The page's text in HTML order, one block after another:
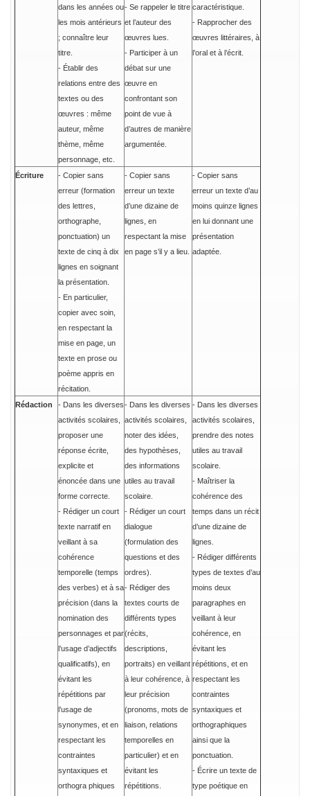
dans les années ou
les mois antérieurs
; connaître leur
titre.
- Établir des
relations entre des
textes ou des
œuvres : même
auteur, même
thème, même
personnage, etc.
- Se rappeler le titre
et l’auteur des
œuvres lues.
- Participer à un
débat sur une
œuvre en
confrontant son
point de vue à
d’autres de manière
argumentée.
caractéristique.
- Rapprocher des
œuvres littéraires, à
l’oral et à l’écrit.
Écriture
- Copier sans
erreur (formation
des lettres,
orthographe,
ponctuation) un
texte de cinq à dix
lignes en soignant
la présentation.
- En particulier,
copier avec soin,
en respectant la
mise en page, un
texte en prose ou
poème appris en
récitation.
- Copier sans
erreur un texte
d’une dizaine de
lignes, en
respectant la mise
en page s’il y a lieu.
- Copier sans
erreur un texte d’au
moins quinze lignes
en lui donnant une
présentation
adaptée.
Rédaction
- Dans les diverses
activités scolaires,
proposer une
réponse écrite,
explicite et
énoncée dans une
forme correcte.
- Rédiger un court
texte narratif en
veillant à sa
cohérence
temporelle (temps
des verbes) et à sa
précision (dans la
nomination des
personnages et par
l’usage d’adjectifs
qualificatifs), en
évitant les
répétitions par
l’usage de
synonymes, et en
respectant les
contraintes
syntaxiques et
orthogra phiques
- Dans les diverses
activités scolaires,
noter des idées,
des hypothèses,
des informations
utiles au travail
scolaire.
- Rédiger un court
dialogue
(formulation des
questions et des
ordres).
- Rédiger des
textes courts de
différents types
(récits,
descriptions,
portraits) en veillant
à leur cohérence, à
leur précision
(pronoms, mots de
liaison, relations
temporelles en
particulier) et en
évitant les
répétitions.
- Dans les diverses
activités scolaires,
prendre des notes
utiles au travail
scolaire.
- Maîtriser la
cohérence des
temps dans un récit
d’une dizaine de
lignes.
- Rédiger différents
types de textes d’au
moins deux
paragraphes en
veillant à leur
cohérence, en
évitant les
répétitions, et en
respectant les
contraintes
syntaxiques et
orthographiques
ainsi que la
ponctuation.
- Écrire un texte de
type poétique en